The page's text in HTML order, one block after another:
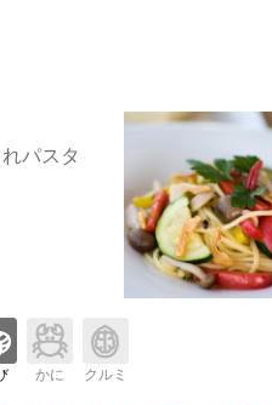
パスタ
かに クルミ